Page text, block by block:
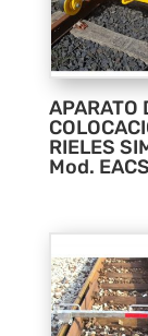
APARATO
RIELES
Mod. EACS